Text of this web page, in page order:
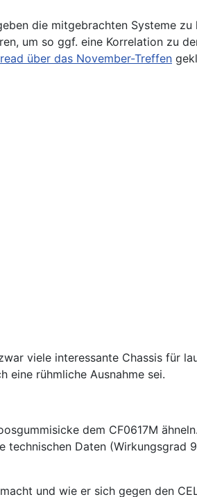
die mitgebrachten Systeme zu
um so ggf. eine Korrelation zu
über das November-Treffen
viele interessante Chassis für
eine rühmliche Ausnahme sei.
dem CF0617M
Daten (Wirkungsgrad
und wie er sich gegen den